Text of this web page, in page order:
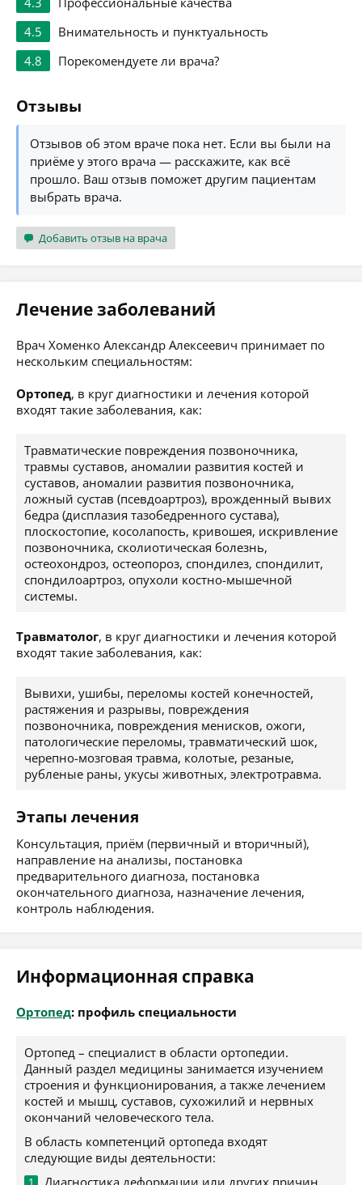
4.5
Внимательность и пунктуальность
4.8
Порекомендуете ли врача?
Отзывы
Отзывов об этом враче пока нет. Если вы были на
приёме у этого врача — расскажите, как всё
прошло. Ваш отзыв поможет другим пациентам
выбрать врача.
Добавить отзыв на врача
Лечение заболеваний
Врач Хоменко Александр Алексеевич принимает по
нескольким специальностям:
Ортопед, в круг диагностики и лечения которой
входят такие заболевания, как:
Травматические повреждения позвоночника,
травмы суставов, аномалии развития костей и
суставов, аномалии развития позвоночника,
ложный сустав (псевдоартроз), врожденный вывих
бедра (дисплазия тазобедренного сустава),
плоскостопие, косолапость, кривошея, искривление
позвоночника, сколиотическая болезнь,
остеохондроз, остеопороз, спондилез, спондилит,
спондилоартроз, опухоли костно-мышечной
системы.
Травматолог, в круг диагностики и лечения которой
входят такие заболевания, как:
Вывихи, ушибы, переломы костей конечностей,
растяжения и разрывы, повреждения
позвоночника, повреждения менисков, ожоги,
патологические переломы, травматический шок,
черепно-мозговая травма, колотые, резаные,
рубленые раны, укусы животных, электротравма.
Этапы лечения
Консультация, приём (первичный и вторичный),
направление на анализы, постановка
предварительного диагноза, постановка
окончательного диагноза, назначение лечения,
контроль наблюдения.
Информационная справка
Ортопед: профиль специальности
Ортопед – специалист в области ортопедии.
Данный раздел медицины занимается изучением
строения и функционирования, а также лечением
костей и мышц, суставов, сухожилий и нервных
окончаний человеческого тела.
В область компетенций ортопеда входят
следующие виды деятельности:
Диагностика деформации или других причин